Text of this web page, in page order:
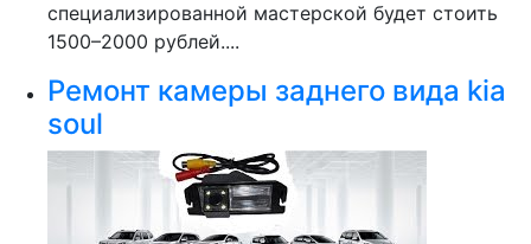
специализированной мастерской будет стоить
1500–2000 рублей....
Ремонт камеры заднего вида kia
soul